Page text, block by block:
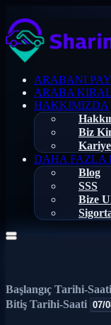
ARABANI
ARABA
HAKKIMIZDA
Biz
DAHA FAZLA
Blog
SSS
Bize
Başlangıç Tarihi-Saati
Bitiş Tarihi-Saati